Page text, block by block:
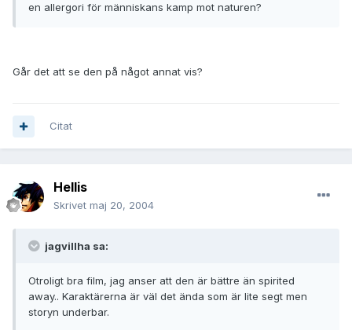
en allergori för människans kamp mot naturen?
Går det att se den på något annat vis?
Citat
Hellis
Skrivet maj 20, 2004
jagvillha sa:
Otroligt bra film, jag anser att den är bättre än spirited
away.. Karaktärerna är väl det ända som är lite segt men
storyn underbar.